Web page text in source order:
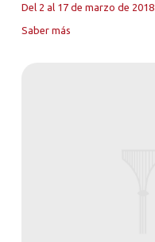
Del 2 al 17 de marzo de 2018
Saber más